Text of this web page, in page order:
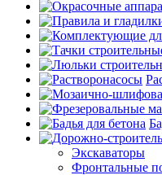
Экскаваторы
Фронтальные